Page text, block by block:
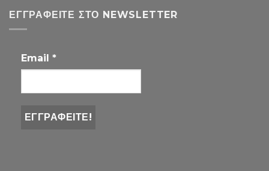
ΕΓΓΡΑΦΕΊΤΕ ΣΤΟ NEWSLETTER
Email *